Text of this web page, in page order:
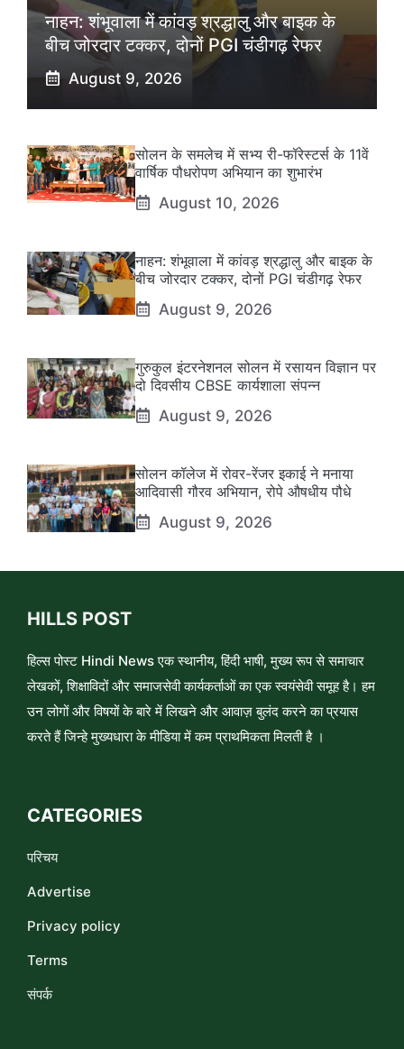
नाहन: शंभूवाला में कांवड़ श्रद्धालु और बाइक के
बीच जोरदार टक्कर, दोनों PGI चंडीगढ़ रेफर
August 9, 2026
सोलन के समलेच में सभ्य री-फॉरेस्टर्स के 11वें
वार्षिक पौधरोपण अभियान का शुभारंभ
August 10, 2026
नाहन: शंभूवाला में कांवड़ श्रद्धालु और बाइक के
बीच जोरदार टक्कर, दोनों PGI चंडीगढ़ रेफर
August 9, 2026
गुरुकुल इंटरनेशनल सोलन में रसायन विज्ञान पर
दो दिवसीय CBSE कार्यशाला संपन्न
August 9, 2026
सोलन कॉलेज में रोवर-रेंजर इकाई ने मनाया
आदिवासी गौरव अभियान, रोपे औषधीय पौधे
August 9, 2026
HILLS POST
हिल्स पोस्ट Hindi News एक स्थानीय, हिंदी भाषी, मुख्य रूप से समाचार
लेखकों, शिक्षाविदों और समाजसेवी कार्यकर्ताओं का एक स्वयंसेवी समूह है। हम
उन लोगों और विषयों के बारे में लिखने और आवाज़ बुलंद करने का प्रयास
करते हैं जिन्हे मुख्यधारा के मीडिया में कम प्राथमिकता मिलती है ।
CATEGORIES
परिचय
Advertise
Privacy policy
Terms
संपर्क